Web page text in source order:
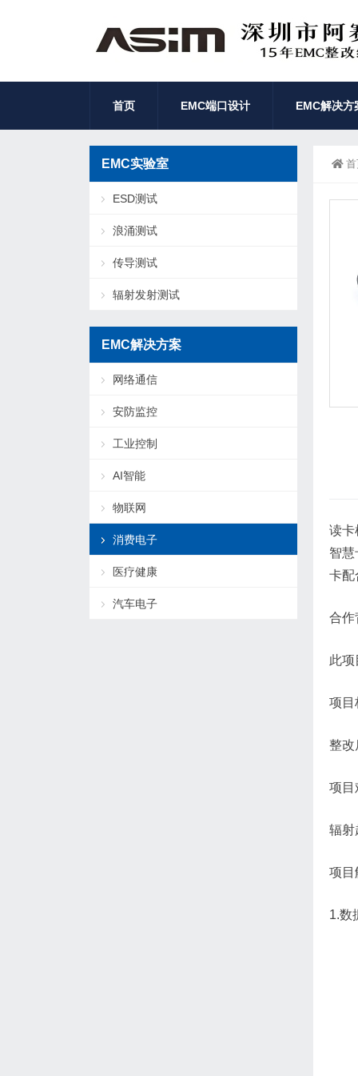
首页 EMC端口设计 EMC解决方
读卡
智
卡配
合作
此项
项目
整改
项目
辐射
项目
1.数
EMC实验室
ESD测试
浪涌测试
传导测试
辐射发射测试
EMC解决方案
网络通信
安防监控
工业控制
AI智能
物联网
消费电子
医疗健康
汽车电子